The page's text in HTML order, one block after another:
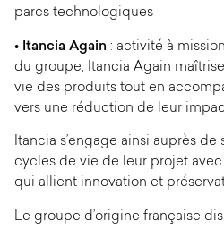
parcs technologiques
• Itancia Again : activité à
du groupe, Itancia Again
vie des produits tout en
vers une réduction de leur
Itancia s’engage ainsi auprès
cycles de vie de leur projet
qui allient innovation et
Le groupe d’origine française